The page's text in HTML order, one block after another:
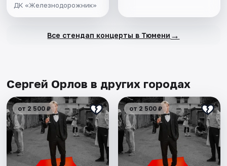
ДК «Железнодорожник»
Все стендап концерты в Тюмени →
Сергей Орлов в других городах
от 2 500 ₽ от 2 500 ₽